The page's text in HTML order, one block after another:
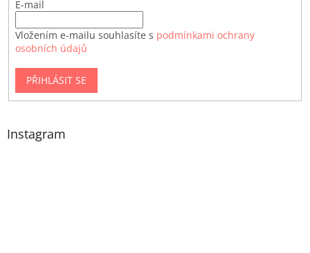
E-mail
Vložením e-mailu souhlasíte s podmínkami ochrany
osobních údajů
PŘIHLÁSIT SE
Instagram